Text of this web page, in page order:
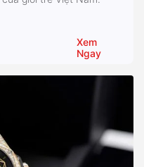
Xem
Ngay